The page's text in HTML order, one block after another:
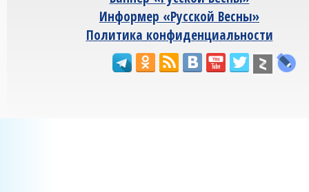
Информер «Русской Весны»
Политика конфиденциальности